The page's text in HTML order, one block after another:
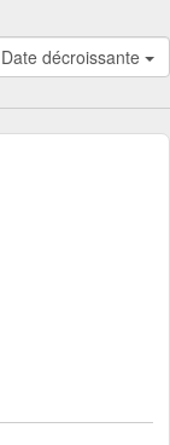
Date décroissante